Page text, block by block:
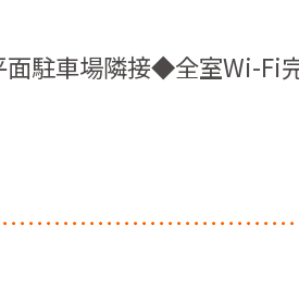
駐車場隣接◆全室Wi-Fi